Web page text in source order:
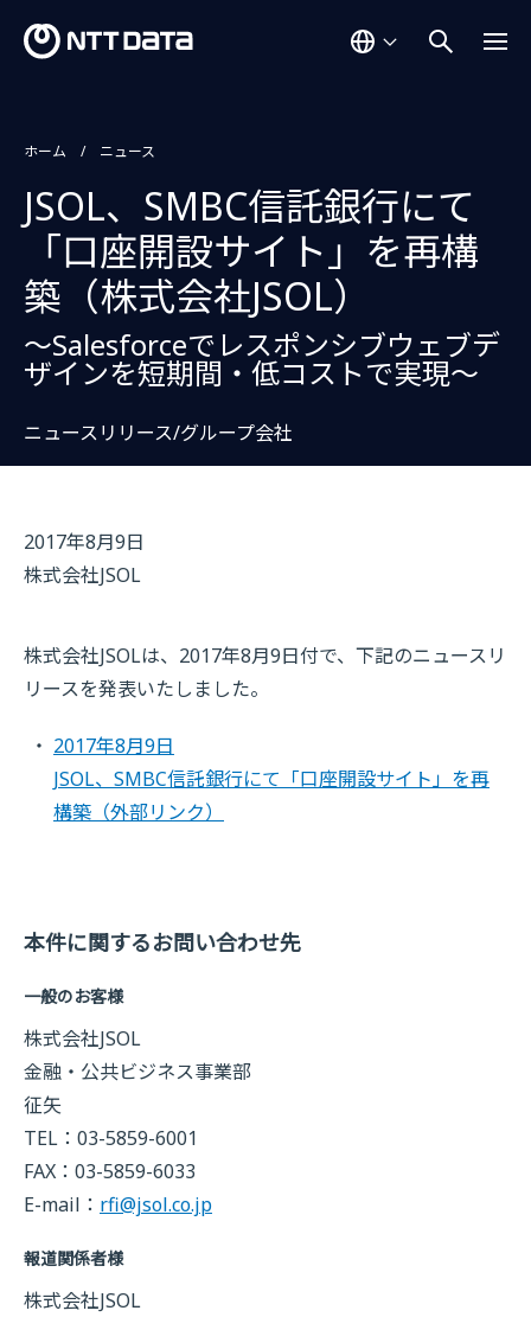
ホーム ニュース
JSOL、SMBC信託銀行にて
「口座開設サイト」を再構
築（株式会社JSOL）
～Salesforceでレスポンシブウェブデ
ザインを短期間・低コストで実現～
ニュースリリース/グループ会社
2017年8月9日
株式会社JSOL
株式会社JSOLは、2017年8月9日付で、下記のニュースリ
リースを発表いたしました。
2017年8月9日
JSOL、SMBC信託銀行にて「口座開設サイト」を再
構築 （外部リンク）
本件に関するお問い合わせ先
一般のお客様
株式会社JSOL
金融・公共ビジネス事業部
征矢
TEL：03-5859-6001
FAX：03-5859-6033
E-mail： rfi@jsol.co.jp
報道関係者様
株式会社JSOL